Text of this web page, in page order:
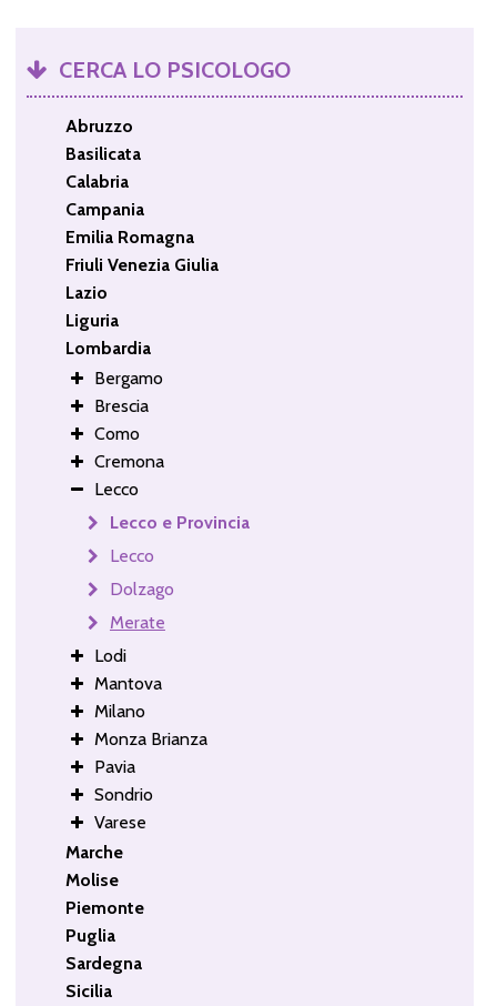
CERCA LO PSICOLOGO
Abruzzo
Basilicata
Calabria
Campania
Emilia Romagna
Friuli Venezia Giulia
Lazio
Liguria
Lombardia
Bergamo
Brescia
Como
Cremona
Lecco
Lecco e Provincia
Lecco
Dolzago
Merate
Lodi
Mantova
Milano
Monza Brianza
Pavia
Sondrio
Varese
Marche
Molise
Piemonte
Puglia
Sardegna
Sicilia